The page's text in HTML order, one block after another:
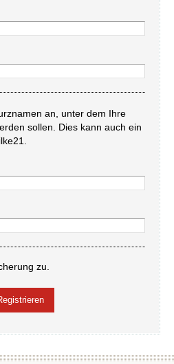
an, unter dem Ihre
sollen. Dies kann auch ein
zu.